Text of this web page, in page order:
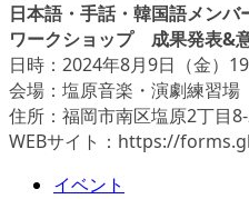
日本語・手話・韓国語メン
ワークショップ 成果発表&
日時：2024年8月9日（金）
会場：塩原音楽・演劇練習場
住所：福岡市南区塩原2丁目
WEBサイト：https://
イベント